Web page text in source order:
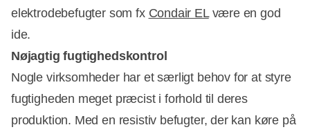
elektrodebefugter som fx Condair ELvære en god
ide.
Nøjagtig fugtighedskontrol
Nogle virksomheder har et særligt behov for at styre
fugtigheden meget præcist i forhold til deres
produktion. Med en resistiv befugter, der kan køre på